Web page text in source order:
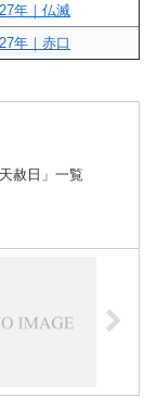
年｜仏滅
年｜赤口
赦日」一覧